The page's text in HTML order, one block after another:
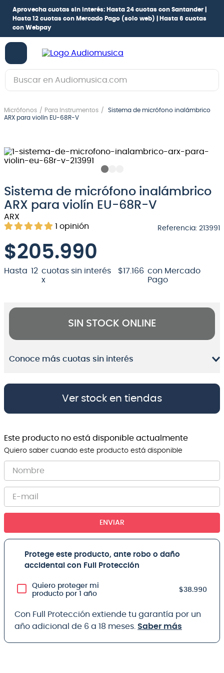
Aprovecha cuotas sin interés: Hasta 24 cuotas con Santander |
Hasta 12 cuotas con Mercado Pago (solo web) |
Hasta 6 cuotas
con Webpay
Buscar en Audiomusica.com
Micrófonos Para Instrumentos
Sistema de micrófono inalámbrico
ARX para violín EU-68R-V
Sistema de micrófono inalámbrico
ARX para violín EU-68R-V
ARX
1 opinión Referencia: 213991
$205.990
Hasta 12 cuotas sin interés
x
$17.166 con Mercado
Pago
SIN STOCK ONLINE
Conoce más cuotas sin interés
Ver stock en tiendas
Este producto no está disponible actualmente
Quiero saber cuando este producto está disponible
ENVIAR
Protege este producto, ante robo o daño
accidental con Full Protección
Quiero proteger mi
producto por 1 año
$38.990
Con Full Protección extiende tu garantía por un
año adicional de 6 a 18 meses. Saber más
1.
guitarra electrica
3.
guitarra electroacústica
5.
pioneerdj
6.
guitarra
7.
bateria
9.
micrófono
10. violin